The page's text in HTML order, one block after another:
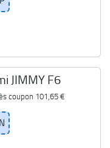
JIMMY F6
coupon 101,65 €